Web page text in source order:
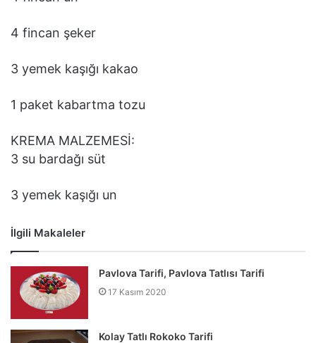
4 fincan şeker
3 yemek kaşığı kakao
1 paket kabartma tozu
KREMA MALZEMESİ:
3 su bardağı süt
3 yemek kaşığı un
İlgili Makaleler
Pavlova Tarifi, Pavlova Tatlısı Tarifi
17 Kasım 2020
Kolay Tatlı Rokoko Tarifi